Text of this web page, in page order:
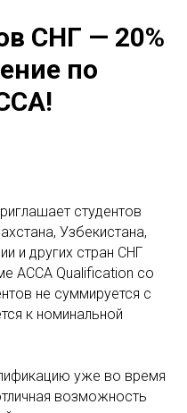
СНГ — 20%
по
студентов
Узбекистана,
и других стран СНГ
ACCA Qualification со
не суммируется с
к номинальной
уже во время
возможность